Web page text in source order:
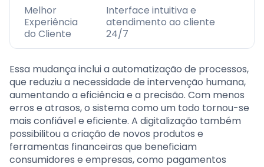
Melhor
Experiência
do Cliente
Interface intuitiva e
atendimento ao cliente
24/7
Essa mudança inclui a automatização de processos,
que reduziu a necessidade de intervenção humana,
aumentando a eficiência e a precisão. Com menos
erros e atrasos, o sistema como um todo tornou-se
mais confiável e eficiente. A digitalização também
possibilitou a criação de novos produtos e
ferramentas financeiras que beneficiam
consumidores e empresas, como pagamentos